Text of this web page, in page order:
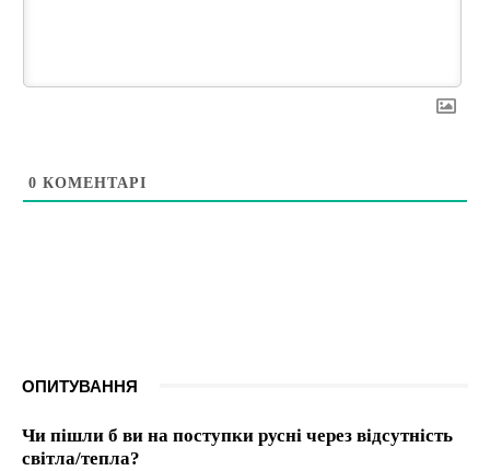
0 КОМЕНТАРІ
ОПИТУВАННЯ
Чи пішли б ви на поступки русні через відсутність
світла/тепла?